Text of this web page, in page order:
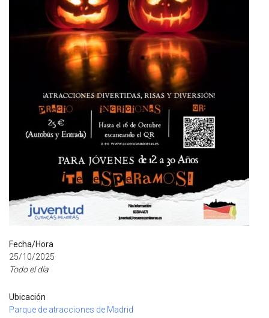
Fecha/Hora
25/10/2025
Todo el día
Ubicación
Parque de atracciones de Madrid